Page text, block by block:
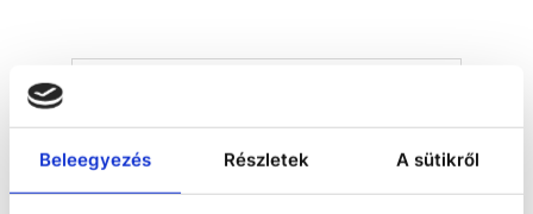
Beleegyezés Részletek A sütikről